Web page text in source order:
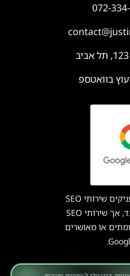
072-
בוואטספ
דיסקליימר: אנחנו מעניקים שירותי SEO
מקיפים וחוקיים בלבד, אך שירותי SEO
או מאושרים